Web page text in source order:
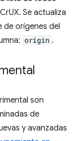
Se actualiza
de orígenes del
origin .
son
de
y avanzadas